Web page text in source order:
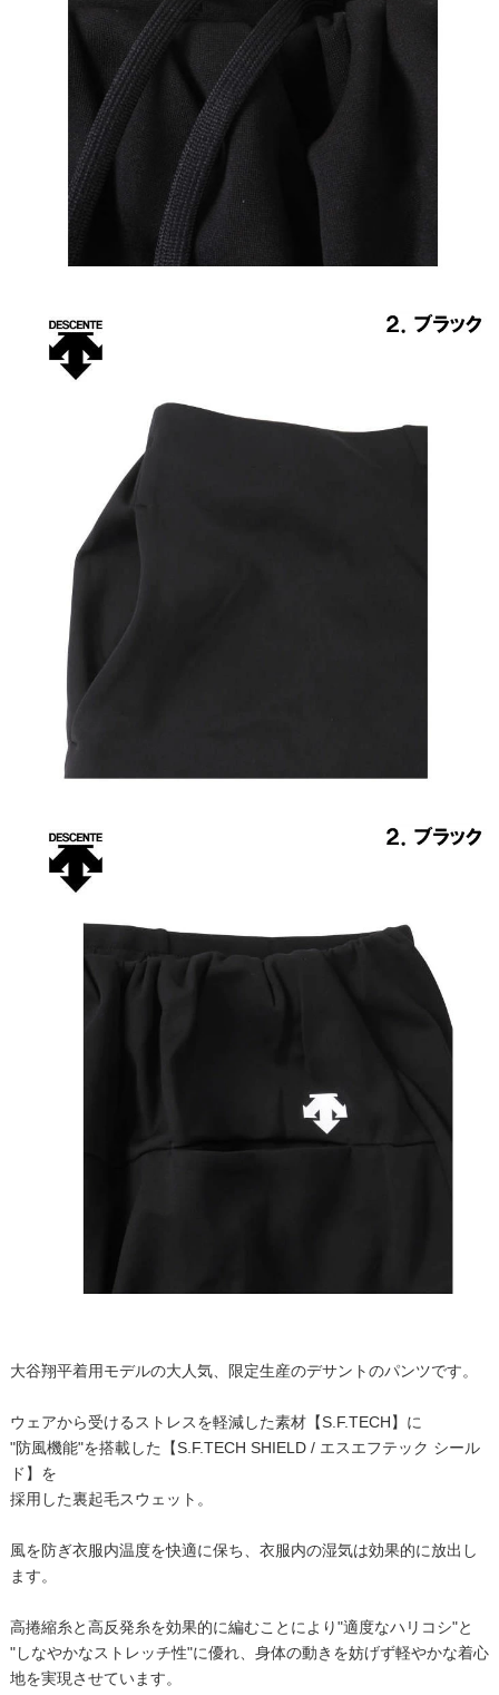
大谷翔平着用モデルの大人気、限定生産のデサントのパンツです。
ウェアから受けるストレスを軽減した素材【S.F.TECH】に
"防風機能"を搭載した【S.F.TECH SHIELD / エスエフテック シール
ド】を
採用した裏起毛スウェット。
風を防ぎ衣服内温度を快適に保ち、衣服内の湿気は効果的に放出し
ます。
高捲縮糸と高反発糸を効果的に編むことにより"適度なハリコシ"と
"しなやかなストレッチ性"に優れ、身体の動きを妨げず軽やかな着心
地を実現させています。